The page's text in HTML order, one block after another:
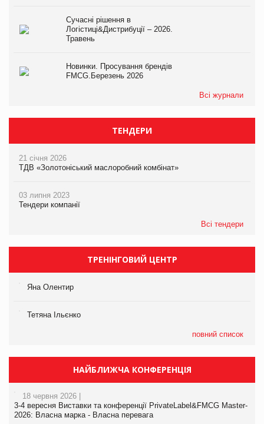
Сучасні рішення в
Логістиці&Дистрибуції – 2026.
Травень
Новинки. Просування брендів
FMCG.Березень 2026
Всі журнали
ТЕНДЕРИ
21 січня 2026
ТДВ «Золотоніський маслоробний комбінат»
03 липня 2023
Тендери компанії
Всі тендери
ТРЕНІНГОВИЙ ЦЕНТР
Яна Олентир
Тетяна Ільєнко
повний список
НАЙБЛИЖЧА КОНФЕРЕНЦІЯ
18 червня 2026 |
3-4 вересня Виставки та конференції PrivateLabel&FMCG Master-
2026: Власна марка - Власна перевага